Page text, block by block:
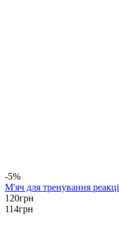
-5%
М'яч для тренування
120грн
114грн